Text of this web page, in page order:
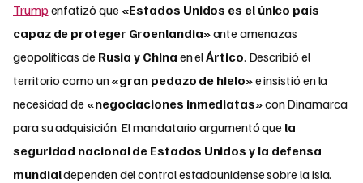
Trump enfatizó que «Estados Unidos es el único país
capaz de proteger Groenlandia»ante amenazas
geopolíticas de Rusia y China en elÁrtico. Describió el
territorio como un«gran pedazo de hielo»e insistió en la
necesidad de «negociaciones inmediatas»con Dinamarca
para su adquisición. El mandatario argumentó que la
seguridad nacional de Estados Unidos y la defensa
mundialdependen del control estadounidense sobre la isla.